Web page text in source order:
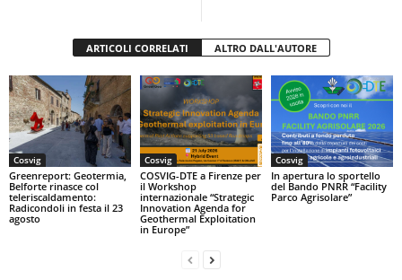
ARTICOLI CORRELATI ALTRO DALL'AUTORE
Cosvig
Greenreport: Geotermia,
Belforte rinasce col
teleriscaldamento:
Radicondoli in festa il 23
agosto
Cosvig
COSVIG-DTE a Firenze per
il Workshop
internazionale “Strategic
Innovation Agenda for
Geothermal Exploitation
in Europe”
Cosvig
In apertura lo sportello
del Bando PNRR “Facility
Parco Agrisolare”